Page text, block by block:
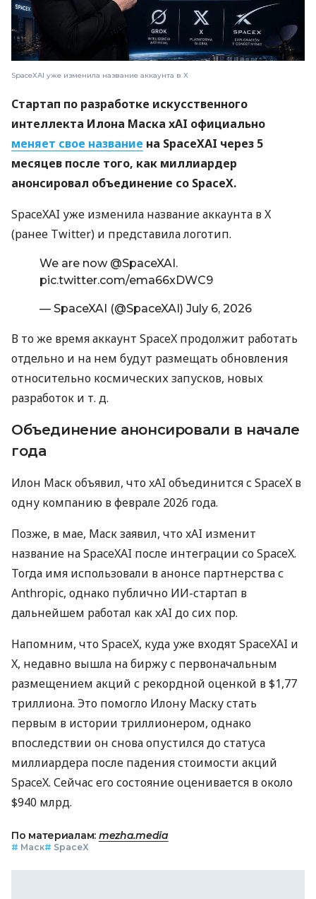
SpaceXAI уже изменила название аккаунта в X
Стартап по разработке искусственного
интеллекта Илона Маска xAI официально
меняет свое название на SpaceXAI через 5
месяцев после того, как миллиардер
анонсировал объединение со SpaceX.
SpaceXAI уже изменила название аккаунта в X
(ранее Twitter) и представила логотип.
We are now @SpaceXAI.
pic.twitter.com/ema66xDWC9
— SpaceXAI (@SpaceXAI) July 6, 2026
В то же время аккаунт SpaceX продолжит работать
отдельно и на нем будут размещать обновления
относительно космических запусков, новых
разработок и т. д.
Объединение анонсировали в начале
года
Илон Маск объявил, что xAI объединится с SpaceX в
одну компанию в феврале 2026 года.
Позже, в мае, Маск заявил, что xAI изменит
название на SpaceXAI после интеграции со SpaceX.
Тогда имя использовали в анонсе партнерства с
Anthropic, однако публично ИИ-стартап в
дальнейшем работал как xAI до сих пор.
Напомним, что SpaceX, куда уже входят SpaceXAI и
X, недавно вышла на биржу с первоначальным
размещением акций с рекордной оценкой в ​​$1,77
триллиона. Это помогло Илону Маску стать
первым в истории триллионером, однако
впоследствии он снова опустился до статуса
миллиардера после падения стоимости акций
SpaceX. Сейчас его состояние оценивается в около
$940 млрд.
По материалам: mezha.media
# Маск# SpaceX